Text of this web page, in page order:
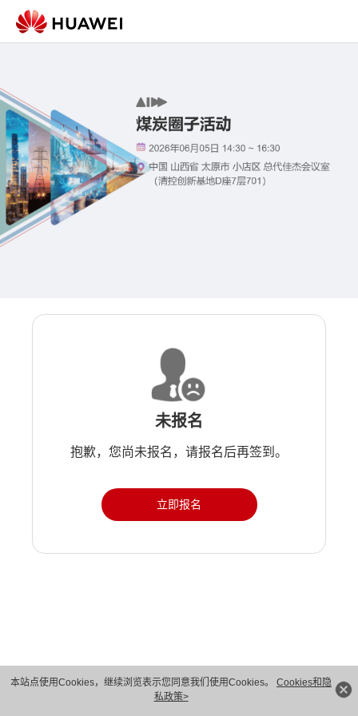
本站点使用Cookies，继续浏览表示您同意我们使用Cookies。 Cookies和隐
私政策>
未报名
抱歉，您尚未报名，请报名后再签到。
立即报名
版权所有 © 华为技术有限公司 1998-2026。 保留一切权利。粤A2-20044005号
隐私保护
法律声明